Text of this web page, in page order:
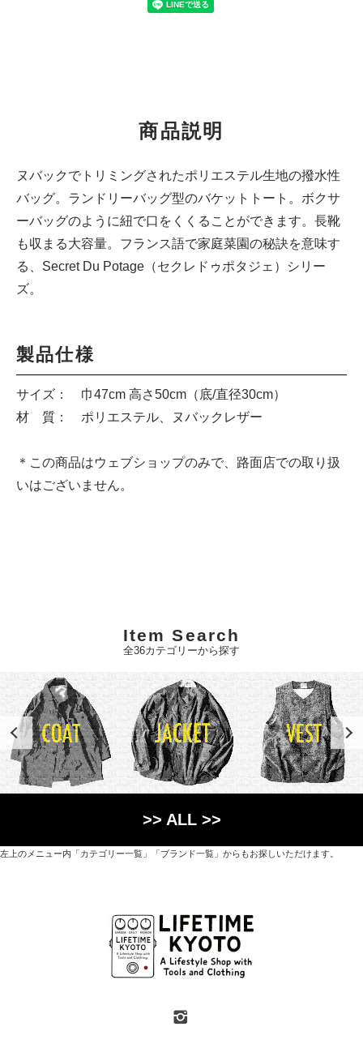
商品説明
ヌバックでトリミングされたポリエステル生地の撥水性
バッグ。ランドリーバッグ型のバケットトート。ボクサ
ーバッグのように紐で口をくくることができます。長靴
も収まる大容量。フランス語で家庭菜園の秘訣を意味す
る、Secret Du Potage（セクレドゥポタジェ）シリー
ズ。
製品仕様
サイズ： 巾47cm 高さ50cm（底/直径30cm）
材 質： ポリエステル、ヌバックレザー
＊この商品はウェブショップのみで、路面店での取り扱
いはございません。
Item Search
全36カテゴリーから探す
>> ALL >>
左上のメニュー内「カテゴリー一覧」「ブランド一覧」からもお探しいただけます。
オリジナルを含むファッションアイテムが中心の
京都・紫野にあるライフスタイルショップです。
京都府京都市北区紫野上築山町21（1階と2階）
定休日 / 水・日曜